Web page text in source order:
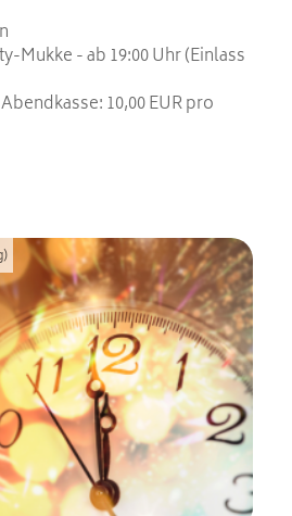
Mukke - ab 19:00 Uhr (Einlass
10,00 EUR pro